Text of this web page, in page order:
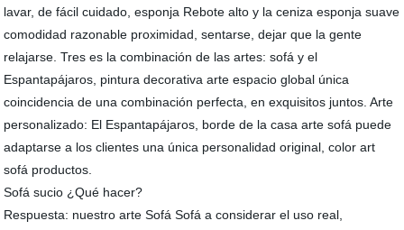
lavar, de fácil cuidado, esponja Rebote alto y la ceniza esponja suave
comodidad razonable proximidad, sentarse, dejar que la gente
relajarse. Tres es la combinación de las artes: sofá y el
Espantapájaros, pintura decorativa arte espacio global única
coincidencia de una combinación perfecta, en exquisitos juntos. Arte
personalizado: El Espantapájaros, borde de la casa arte sofá puede
adaptarse a los clientes una única personalidad original, color art
sofá productos.
Sofá sucio ¿Qué hacer?
Respuesta: nuestro arte Sofá Sofá a considerar el uso real,